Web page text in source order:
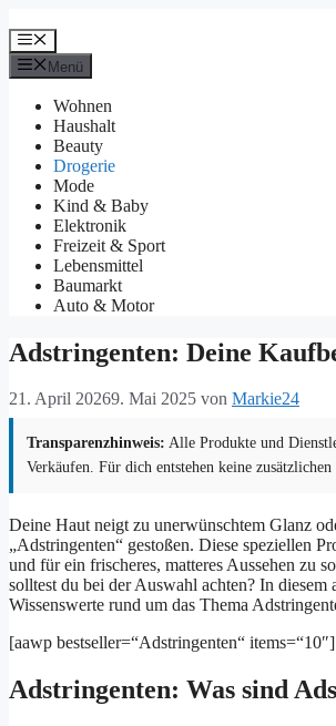
Inhalt
springen
Menü
Menü
Wohnen
Haushalt
Beauty
Drogerie
Mode
Kind & Baby
Elektronik
Freizeit & Sport
Lebensmittel
Baumarkt
Auto & Motor
Adstringenten: Deine
21. April 20269. Mai 2025 von Markie24
Transparenzhinweis: Alle Produkte und
Verkäufen. Für dich entstehen keine zusätzlichen
Deine Haut neigt zu unerwünschtem Glanz
„Adstringenten“ gestoßen. Diese speziellen
und für ein frischeres, matteres Aussehen zu
solltest du bei der Auswahl achten? In
Wissenswerte rund um das Thema
[aawp bestseller=“Adstringenten“ items=“10″]
Adstringenten: Was sind